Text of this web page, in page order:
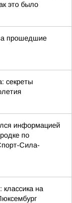
это было
прошедшие
секреты
информацией
по
Сила-
классика на